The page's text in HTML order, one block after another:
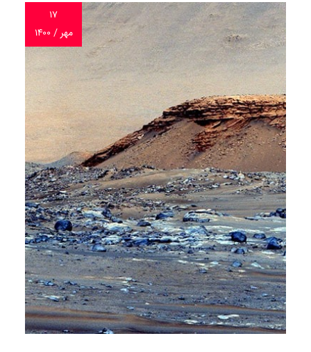
۱۷
مهر / ۱۴۰۰